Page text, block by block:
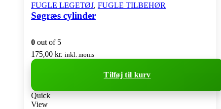
FUGLE LEGETØJ, FUGLE TILBEHØR
Søgræs cylinder
0 out of 5
175,00 kr. inkl. moms
Tilføj til kurv
Quick
View